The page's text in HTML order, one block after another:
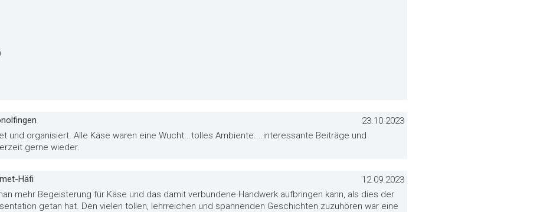
23.10.2023
und organisiert. Alle Käse waren eine Wucht...tolles Ambiente....interessante Beiträge und
gerne wieder.
Häfi
12.09.2023
mehr Begeisterung für Käse und das damit verbundene Handwerk aufbringen kann, als dies der
getan hat. Den vielen tollen, lehrreichen und spannenden Geschichten zuzuhören war eine